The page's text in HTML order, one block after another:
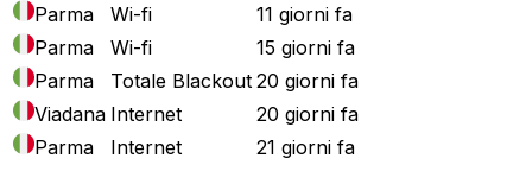
Parma
Wi-fi
11 giorni fa
Parma
Wi-fi
15 giorni fa
Parma
Totale Blackout 20 giorni fa
Viadana Internet
20 giorni fa
Parma
Internet 21 giorni fa